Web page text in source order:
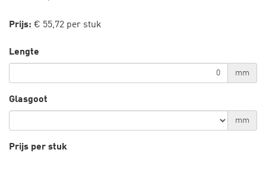
Prijs: € 55,72 per stuk
Lengte
mm
Glasgoot
mm
Prijs per stuk